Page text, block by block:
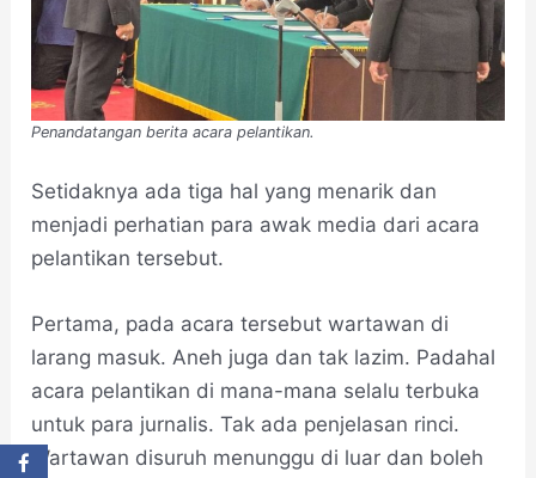
Penandatangan berita acara pelantikan.
Setidaknya ada tiga hal yang menarik dan
menjadi perhatian para awak media dari acara
pelantikan tersebut.
Pertama, pada acara tersebut wartawan di
larang masuk. Aneh juga dan tak lazim. Padahal
acara pelantikan di mana-mana selalu terbuka
untuk para jurnalis. Tak ada penjelasan rinci.
Wartawan disuruh menunggu di luar dan boleh